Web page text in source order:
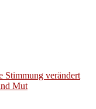
Stimmung verändert
Mut